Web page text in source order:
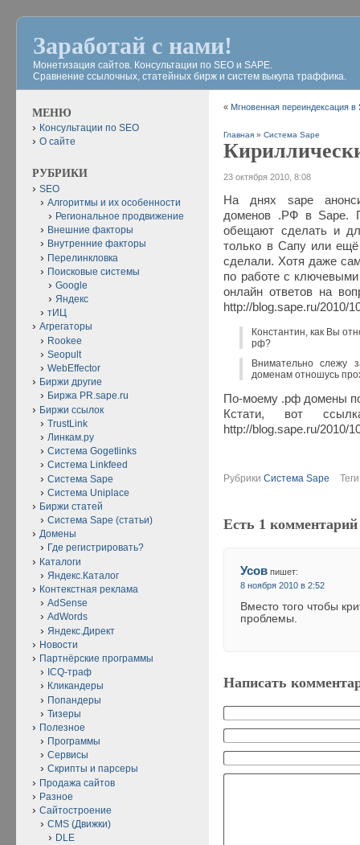
Заработай с нами!
Монетизация сайтов. Консультации по SEO и SAPE.
Сравнение ссылочных, статейных бирж и систем выкупа траффика.
« Мгновенная переиндексация в
Главная »Система Sape
23 октября 2010, 8:08
На днях sape
доменов .РФ в Sape.
обещают сделать и
только в Сапу или
сделали. Хотя даже
по работе с ключевыми
онлайн ответов на
http://blog.sape.ru/2010/
Константин, как Вы
рф?
Внимательно слежу
доменам отношусь
По-моему .рф домены
Кстати, вот
http://blog.sape.ru/2010/
РубрикиСистема Sape
Есть 1 комментарий
Усов пишет:
8 ноября 2010 в 2:52
Вместо того чтобы
проблемы.
Написать
МЕНЮ
Консультации по SEO
О сайте
РУБРИКИ
SEO
Алгоритмы и их особенности
Региональное продвижение
Внешние факторы
Внутренние факторы
Перелинкловка
Поисковые системы
Google
Яндекс
тИЦ
Агрегаторы
Rookee
Seopult
WebEffector
Биржи другие
Биржа PR.sape.ru
Биржи ссылок
TrustLink
Линкам.ру
Система Gogetlinks
Система Linkfeed
Система Sape
Система Uniplace
Биржи статей
Система Sape (статьи)
Домены
Где регистрировать?
Каталоги
Яндекс.Каталог
Контекстная реклама
AdSense
AdWords
Яндекс.Директ
Новости
Партнёрские программы
ICQ-траф
Кликандеры
Попандеры
Тизеры
Полезное
Программы
Сервисы
Скрипты и парсеры
Продажа сайтов
Разное
Сайтостроение
CMS (Движки)
DLE